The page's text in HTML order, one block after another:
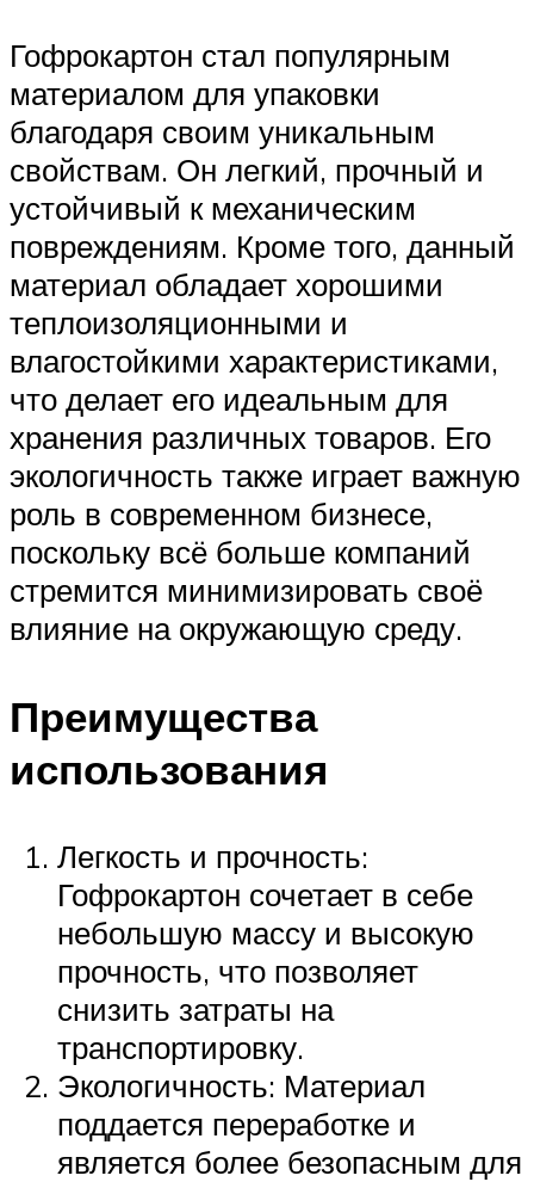
Гофрокартон стал популярным
материалом для упаковки
благодаря своим уникальным
свойствам. Он легкий, прочный и
устойчивый к механическим
повреждениям. Кроме того, данный
материал обладает хорошими
теплоизоляционными и
влагостойкими характеристиками,
что делает его идеальным для
хранения различных товаров. Его
экологичность также играет важную
роль в современном бизнесе,
поскольку всё больше компаний
стремится минимизировать своё
влияние на окружающую среду.
Преимущества
использования
Легкость и прочность:
Гофрокартон сочетает в себе
небольшую массу и высокую
прочность, что позволяет
снизить затраты на
транспортировку.
Экологичность: Материал
поддается переработке и
является более безопасным для